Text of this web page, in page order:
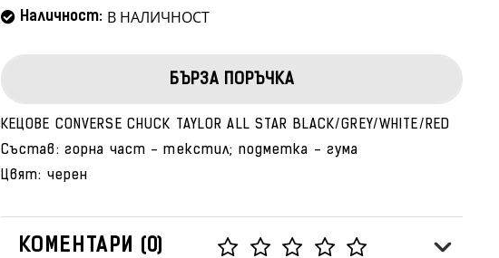
Наличност: В НАЛИЧНОСТ
БЪРЗА ПОРЪЧКА
КЕЦОВЕ CONVERSE CHUCK TAYLOR ALL STAR BLACK/GREY/WHITE/RED
Състав: горна част - текстил; подметка - гума
Цвят: черен
КОМЕНТАРИ (0)